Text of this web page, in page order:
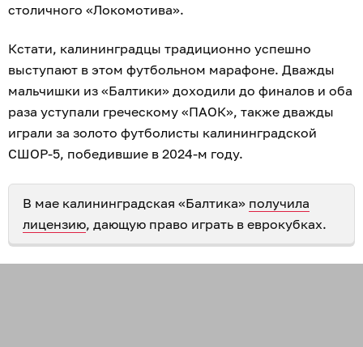
столичного «Локомотива».
Кстати, калининградцы традиционно успешно
выступают в этом футбольном марафоне. Дважды
мальчишки из «Балтики» доходили до финалов и оба
раза уступали греческому «ПАОК», также дважды
играли за золото футболисты калининградской
СШОР-5, победившие в 2024-м году.
В мае калининградская «Балтика» получила
лицензию, дающую право играть в еврокубках.